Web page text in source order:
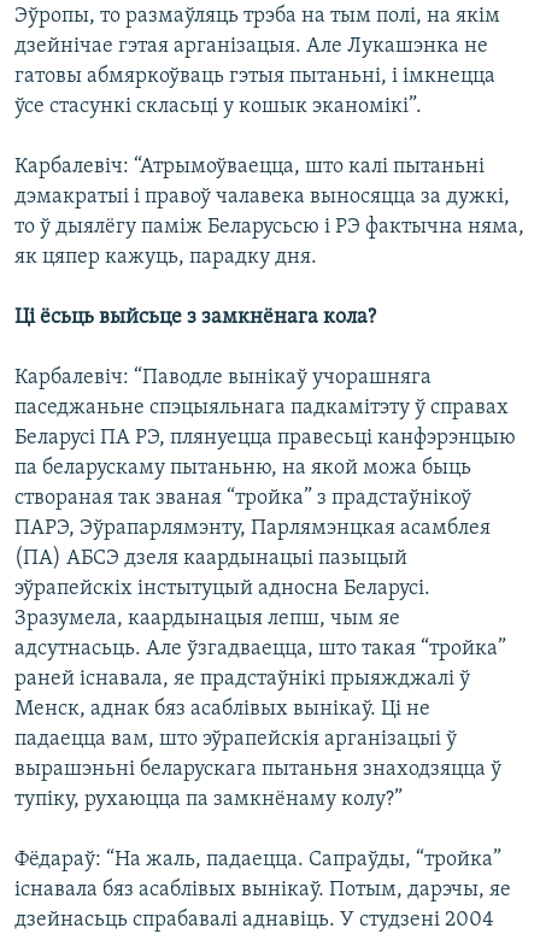
Эўропы, то размаўляць трэба на тым полі, на якім
дзейнічае гэтая арганізацыя. Але Лукашэнка не
гатовы абмяркоўваць гэтыя пытаньні, і імкнецца
ўсе стасункі скласьці у кошык эканомікі”.
Карбалевіч: “Атрымоўваецца, што калі пытаньні
дэмакратыі і правоў чалавека выносяцца за дужкі,
то ў дыялёгу паміж Беларусьсю і РЭ фактычна няма,
як цяпер кажуць, парадку дня.
Ці ёсьць выйсьце з замкнёнага кола?
Карбалевіч: “Паводле вынікаў учорашняга
паседжаньне спэцыяльнага падкамітэту ў справах
Беларусі ПА РЭ, плянуецца правесьці канфэрэнцыю
па беларускаму пытаньню, на якой можа быць
створаная так званая “тройка” з прадстаўнікоў
ПАРЭ, Эўрапарлямэнту, Парлямэнцкая асамблея
(ПА) АБСЭ дзеля каардынацыі пазыцый
эўрапейскіх інстытуцый адносна Беларусі.
Зразумела, каардынацыя лепш, чым яе
адсутнасьць. Але ўзгадваецца, што такая “тройка”
раней існавала, яе прадстаўнікі прыяжджалі ў
Менск, аднак бяз асаблівых вынікаў. Ці не
падаецца вам, што эўрапейскія арганізацыі ў
вырашэньні беларускага пытаньня знаходзяцца ў
тупіку, рухаюцца па замкнёнаму колу?”
Фёдараў: “На жаль, падаецца. Сапраўды, “тройка”
існавала бяз асаблівых вынікаў. Потым, дарэчы, яе
дзейнасьць спрабавалі аднавіць. У студзені 2004